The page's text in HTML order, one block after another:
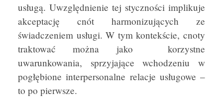
usługą. Uwzględnienie tej styczności implikuje
akceptację cnót harmonizujących ze
świadczeniem usługi. W tym kontekście, cnoty
traktować można jako korzystne
uwarunkowania, sprzyjające wchodzeniu w
pogłębione interpersonalne relacje usługowe –
to po pierwsze.